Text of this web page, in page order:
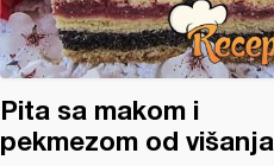
Pita sa makom i
pekmezom od višanja